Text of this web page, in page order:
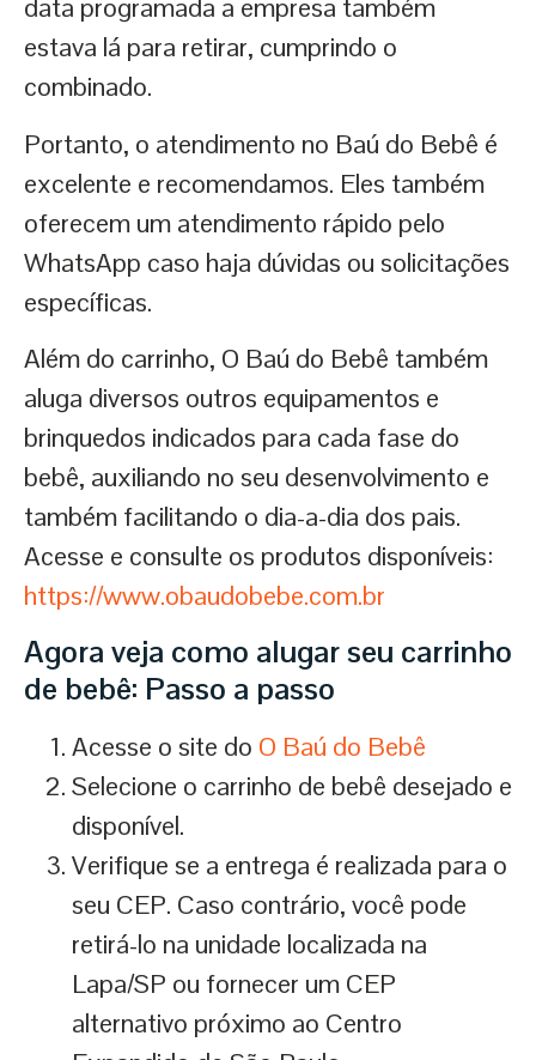
data programada a empresa também
estava lá para retirar, cumprindo o
combinado.
Portanto, o atendimento no Baú do Bebê é
excelente e recomendamos. Eles também
oferecem um atendimento rápido pelo
WhatsApp caso haja dúvidas ou solicitações
específicas.
Além do carrinho, O Baú do Bebê também
aluga diversos outros equipamentos e
brinquedos indicados para cada fase do
bebê, auxiliando no seu desenvolvimento e
também facilitando o dia-a-dia dos pais.
Acesse e consulte os produtos disponíveis:
https://www.obaudobebe.com.br
Agora veja como alugar seu carrinho
de bebê: Passo a passo
Acesse o site do O Baú do Bebê
Selecione o carrinho de bebê desejado e
disponível.
Verifique se a entrega é realizada para o
seu CEP. Caso contrário, você pode
retirá-lo na unidade localizada na
Lapa/SP ou fornecer um CEP
alternativo próximo ao Centro